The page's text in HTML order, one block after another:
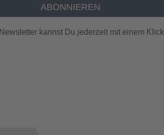
kannst Du jederzeit mit einem